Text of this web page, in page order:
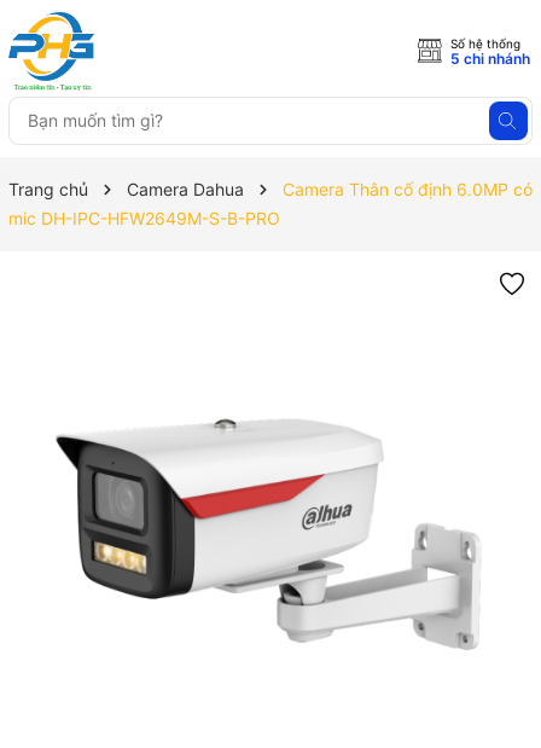
Số hệ thống
5 chi nhánh
Trang chủ Camera Dahua
Camera Thân cố định 6.0MP có
mic DH-IPC-HFW2649M-S-B-PRO